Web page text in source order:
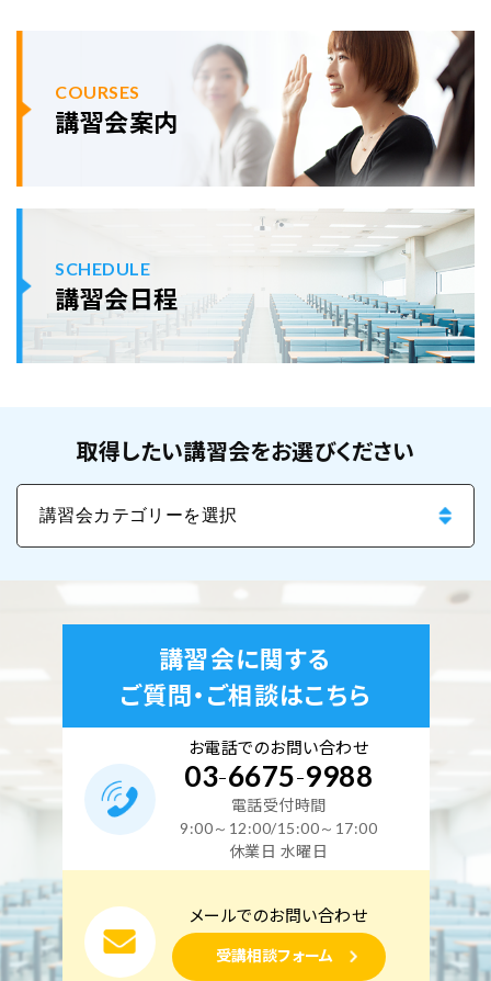
COURSES
講習会案内
SCHEDULE
講習会日程
取得したい講習会をお選びください
講習会に関する
ご質問・ご相談はこちら
お電話でのお問い合わせ
03-6675-9988
電話受付時間
9:00～12:00/15:00～17:00
休業日 水曜日
メールでのお問い合わせ
受講相談フォーム